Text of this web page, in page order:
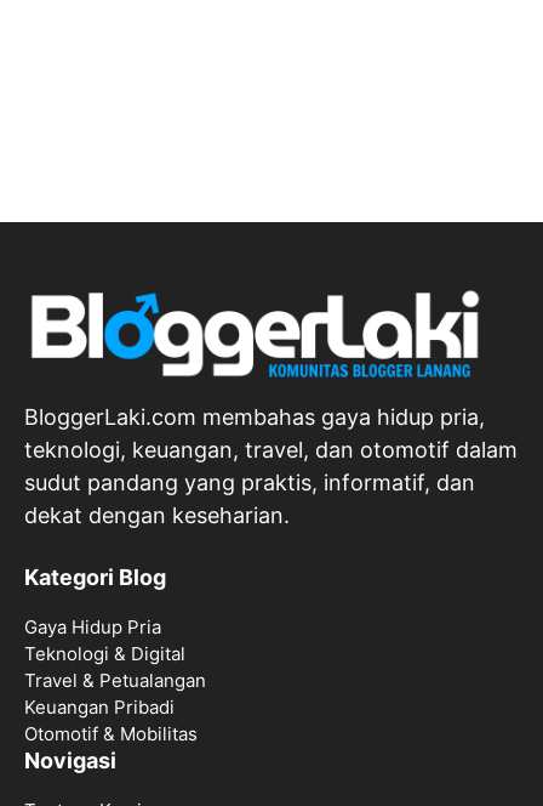
BloggerLaki.com membahas gaya hidup pria,
teknologi, keuangan, travel, dan otomotif dalam
sudut pandang yang praktis, informatif, dan
dekat dengan keseharian.
Kategori Blog
Gaya Hidup Pria
Teknologi & Digital
Travel & Petualangan
Keuangan Pribadi
Otomotif & Mobilitas
Novigasi